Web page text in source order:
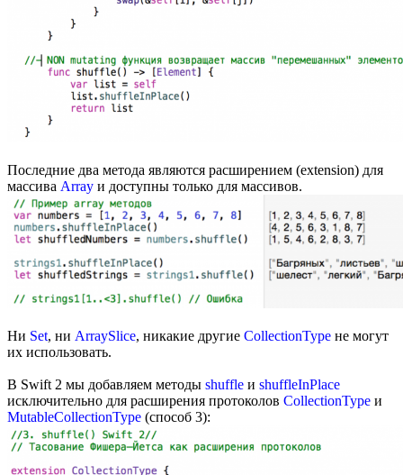
Последние два метода являются расширением (extension) для
массива Array и доступны только для массивов.
Ни Set, ни ArraySlice, никакие другие CollectionType не могут
их использовать.
В Swift 2 мы добавляем методы shuffle и shuffleInPlace
исключительно для расширения протоколов CollectionType и
MutableCollectionType (способ 3):